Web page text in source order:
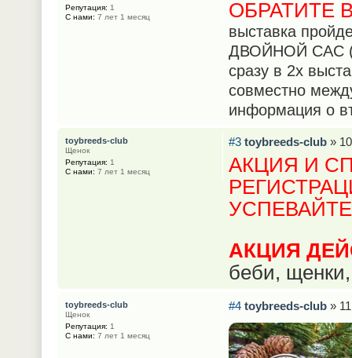
ОБРАТИТЕ
выставка
ДВОЙНОЙ САС
сразу в 2х
совместно
информация о
Репутация: 1
С нами: 7 лет 1 месяц
#3 toybreeds-club»
АКЦИЯ И
АКЦИЯ
беби,
toybreeds-club
Щенок
Репутация: 1
С нами: 7 лет 1 месяц
#4 toybreeds-club»
toybreeds-club
Щенок
Репутация: 1
С нами: 7 лет 1 месяц